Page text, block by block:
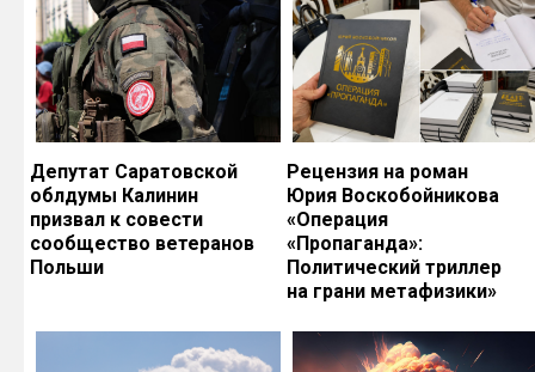
Депутат Саратовской
облдумы Калинин
призвал к совести
сообщество ветеранов
Польши
Рецензия на роман
Юрия Воскобойникова
«Операция
«Пропаганда»:
Политический триллер
на грани метафизики»